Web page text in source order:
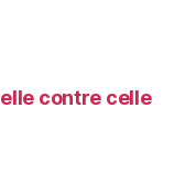
contre celle